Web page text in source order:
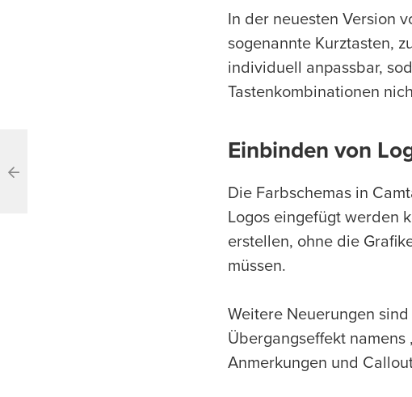
In der neuesten Version
sogenannte Kurztasten,
individuell anpassbar,
Tastenkombinationen
Einbinden von
Die Farbschemas in
Logos eingefügt werden
erstellen, ohne die
müssen.
Weitere Neuerungen
Übergangseffekt namens
Anmerkungen und